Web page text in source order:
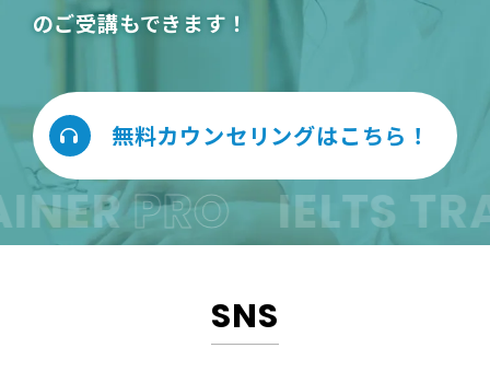
のご受講もできます！
無料カウンセリングはこちら！
PRO IELTS
SNS